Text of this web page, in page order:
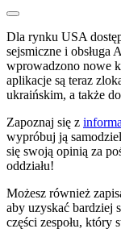
Dla rynku USA
sejsmiczne i
wprowadzono nowe
aplikacje są teraz
ukraińskim, a także
Zapoznaj się z
wypróbuj ją
się swoją opinią za
oddziału!
Możesz również
aby uzyskać bardziej
części zespołu, który